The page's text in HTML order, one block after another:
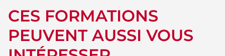
CES FORMATIONS
PEUVENT AUSSI VOUS